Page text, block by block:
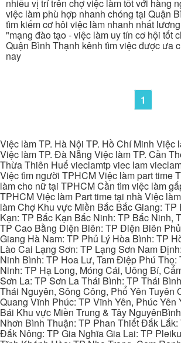
nhiều vị trí trên chợ việc làm tốt với hàng
việc làm phù hợp nhanh chóng tại Quận
tìm kiếm cơ hôi việc làm nhanh nhất
"mạng đào tạo - việc làm uy tín cơ hội tốt
Quận Bình Thạnh kênh tìm việc được ưa
nay
1
Việc làm TP. Hà Nội TP. Hồ Chí Minh Việc
Việc làm TP. Đà Nẵng Việc làm TP. Cần
Thừa Thiên Huế vieclamtp viec lam
Việc tìm người TPHCM Việc làm part time
làm cho nữ tại TPHCM Cần tìm việc làm
TPHCM Việc làm Part time tại nhà Việc
làm Chợ Khu vực Miền Bắc Bắc Giang: TP
Kạn: TP Bắc Kạn Bắc Ninh: TP Bắc Ninh,
TP Cao Bằng Điện Biên: TP Điện Biên
Giang Hà Nam: TP Phủ Lý Hòa Bình: TP
Lào Cai Lạng Sơn: TP Lạng Sơn Nam
Ninh Bình: TP Hoa Lư, Tam Điệp Phú Thọ:
Ninh: TP Hạ Long, Móng Cái, Uông Bí,
Sơn La: TP Sơn La Thái Bình: TP Thái
Thái Nguyên, Sông Công, Phổ Yên Tuyên
Quang Vĩnh Phúc: TP Vĩnh Yên, Phúc Yên
Bái Khu vực Miền Trung & Tây
Nhơn Bình Thuận: TP Phan Thiết Đắk
Đắk Nông: TP Gia Nghĩa Gia Lai: TP